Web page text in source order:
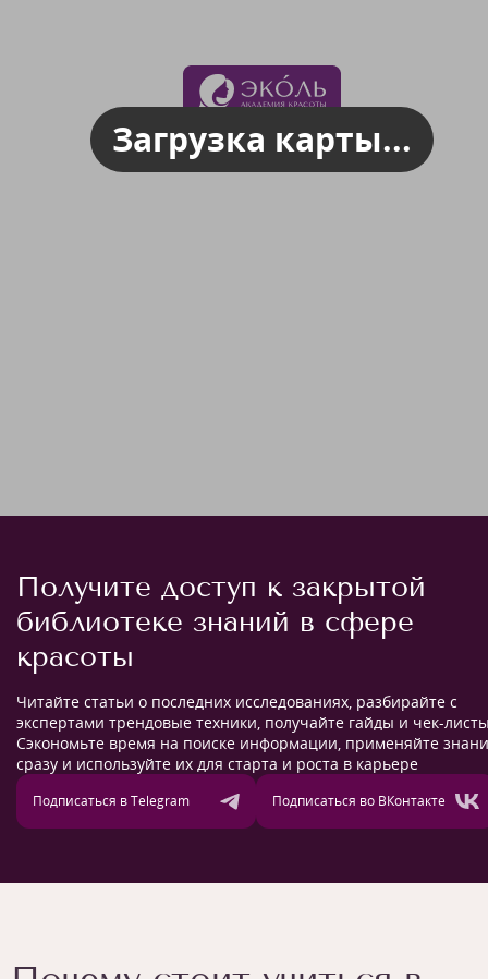
Загрузка карты...
Получите доступ к закрытой
библиотеке знаний в сфере
красоты
Читайте статьи о последних исследованиях, разбирайте с
экспертами трендовые техники, получайте гайды и чек-
Сэкономьте время на поиске информации, применяйте
сразу и используйте их для старта и роста в карьере
Подписаться в Telegram Подписаться во ВКонтакте